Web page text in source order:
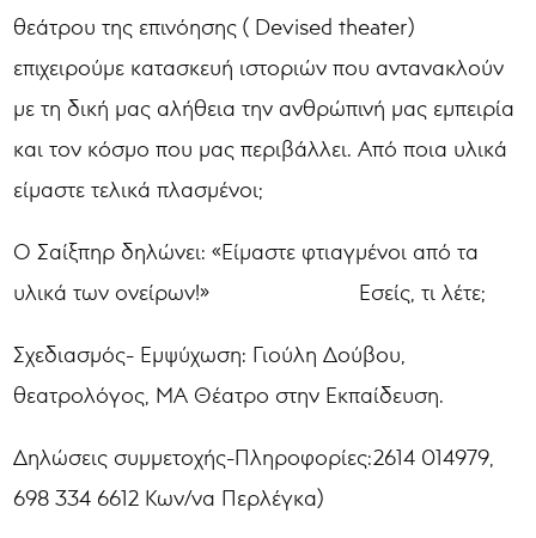
θεάτρου της επινόησης ( Devised theater)
επιχειρούμε κατασκευή ιστοριών που αντανακλούν
με τη δική μας αλήθεια την ανθρώπινή μας εμπειρία
και τον κόσμο που μας περιβάλλει. Από ποια υλικά
είμαστε τελικά πλασμένοι;
Ο Σαίξπηρ δηλώνει: «Είμαστε φτιαγμένοι από τα
υλικά των ονείρων!» Εσείς, τι λέτε;
Σχεδιασμός- Εμψύχωση: Γιούλη Δούβου,
θεατρολόγος, ΜΑ Θέατρο στην Εκπαίδευση.
Δηλώσεις συμμετοχής-Πληροφορίες:2614 014979,
698 334 6612 Κων/να Περλέγκα)